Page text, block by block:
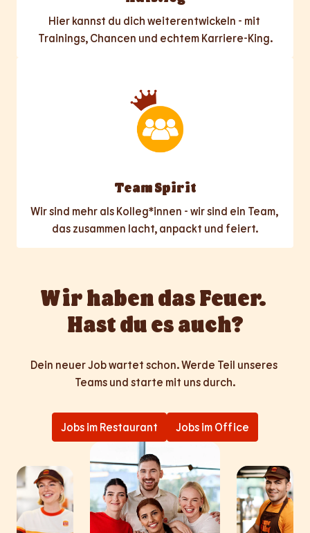
Hier kannst du dich weiterentwickeln - mit
Trainings, Chancen und echtem Karriere-King.
Team Spirit
Wir sind mehr als Kolleg*innen - wir sind ein Team,
das zusammen lacht, anpackt und feiert.
Wir haben das Feuer.
Hast du es auch?
Dein neuer Job wartet schon. Werde Teil unseres
Teams und starte mit uns durch.
Jobs im Restaurant Jobs im Office